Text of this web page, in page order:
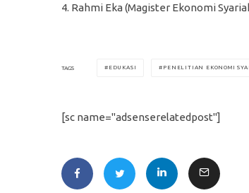
4. Rahmi Eka (Magister Ekonomi
TAGS EDUKASI PENELITIAN EKONOMI
[sc name="adsenserelatedpost"]